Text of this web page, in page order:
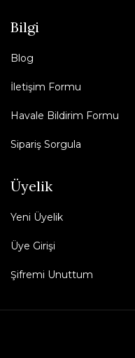
Bilgi
Blog
İletişim Formu
Havale Bildirim Formu
Sipariş Sorgula
Üyelik
Yeni Üyelik
Üye Girişi
Şifremi Unuttum